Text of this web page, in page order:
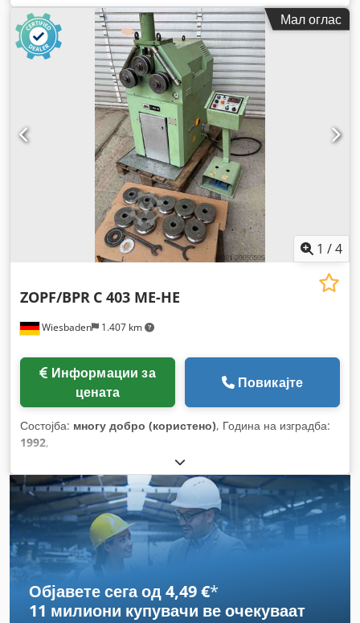
Мал оглас
1 /4
Wiesbaden 1.407 km
ZOPF/BPR C 403 ME-HE
цената
Повикајте
Состојба: многу добро (користено), Година на изградба:
1992,
Објавете сега од 4,49 €*
11 милиони купувачи ве очекуваат